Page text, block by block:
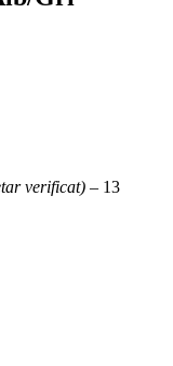
verificat) – 13